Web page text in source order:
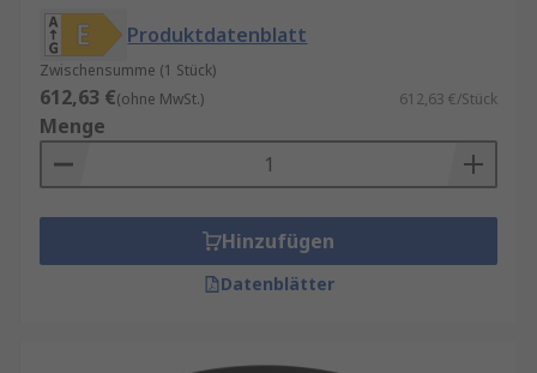
Gerade im Dauerbetrieb oder bei großflächiger
Beleuchtung zahlen sich diese Vorteile schnell
aus.
Flutlichtstrahler kaufen
Beim Kauf eines Flutlichtstrahlers sollten
mehrere Faktoren berücksichtigt werden:
Lichtleistung (Lumen):Entscheidend für
die Helligkeit – je größer die Fläche, desto
Farbtemperatur:Neutralweiß (4000 K)
Produktdatenblatt
Zwischensumme (1 Stück)
612,63 €(ohne MwSt.) 612,63 €/Stück
Menge
Hinzufügen
Datenblätter